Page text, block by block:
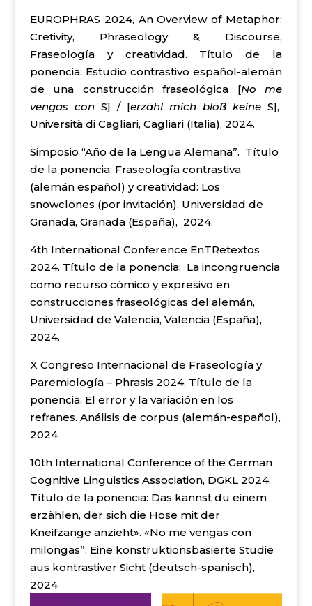
EUROPHRAS 2024, An Overview of Metaphor:
Cretivity, Phraseology & Discourse,
Fraseología y creatividad. Título de la
ponencia: Estudio contrastivo español-alemán
de una construcción fraseológica [No me
vengas con S] / [erzähl mich bloß keine S],
Università di Cagliari, Cagliari (Italia), 2024.
Simposio “Año de la Lengua Alemana”. Título
de la ponencia: Fraseología contrastiva
(alemán español) y creatividad: Los
snowclones (por invitación), Universidad de
Granada, Granada (España), 2024.
4th International Conference EnTRetextos
2024. Título de la ponencia: La incongruencia
como recurso cómico y expresivo en
construcciones fraseológicas del alemán,
Universidad de Valencia, Valencia (España),
2024.
X Congreso Internacional de Fraseología y
Paremiología – Phrasis 2024. Título de la
ponencia: El error y la variación en los
refranes. Análisis de corpus (alemán-español),
2024
10th International Conference of the German
Cognitive Linguistics Association, DGKL 2024,
Título de la ponencia: Das kannst du einem
erzählen, der sich die Hose mit der
Kneifzange anzieht». «No me vengas con
milongas”. Eine konstruktionsbasierte Studie
aus kontrastiver Sicht (deutsch-spanisch),
2024